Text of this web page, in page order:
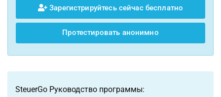
Зарегистрируйтесь сейчас бесплатно
Протестировать анонимно
SteuerGo Руководство программы: